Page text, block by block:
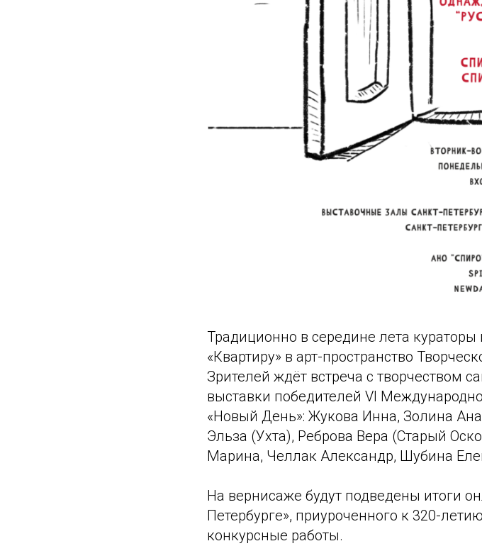
Традиционно в середине лета
«Квартиру» в арт-пространство
Зрителей ждёт встреча с творчеством
выставки победителей VI
«Новый День»: Жукова Инна, Золина
Эльза (Ухта), Реброва Вера (Старый
Марина, Челлак Александр, Шубина
На вернисаже будут подведены итоги
Петербурге», приуроченного к 320-
конкурсные работы.